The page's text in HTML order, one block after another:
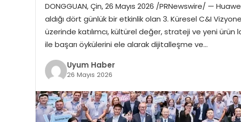
DONGGUAN, Çin, 26 Mayıs 2026 /PRNewswire/ —
aldığı dört günlük bir etkinlik olan 3. Küresel C&I
üzerinde katılımcı, kültürel değer, strateji ve yeni
ile başarı öykülerini ele alarak dijitalleşme ve…
Uyum Haber
26 Mayıs 2026